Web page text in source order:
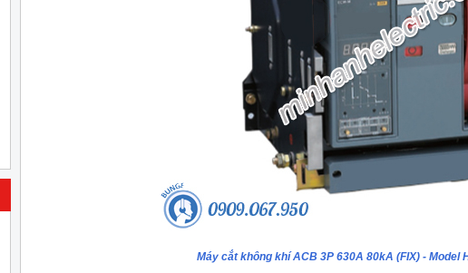
Máy cắt không khí ACB 3P 630A 80kA (FIX) - Model